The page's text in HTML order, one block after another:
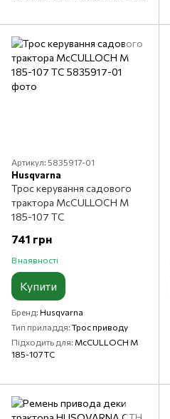
Артикул: 5835917-01
Husqvarna
Трос керування садового
трактора McCULLOCH M
185-107 TC
741 грн
В наявності
Купити
Бренд Husqvarna
Тип приладдя Трос приводу
Підходить для McCULLOCH M
185-107 TC